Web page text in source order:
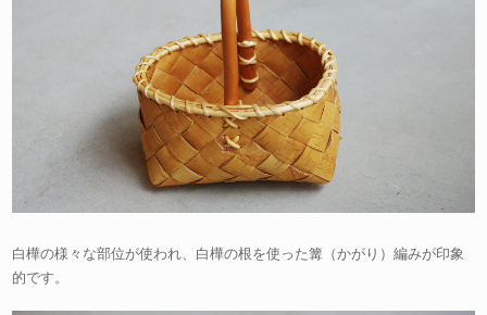
白樺の様々な部位が使われ、白樺の根を使った篝（かがり）編みが印象
的です。